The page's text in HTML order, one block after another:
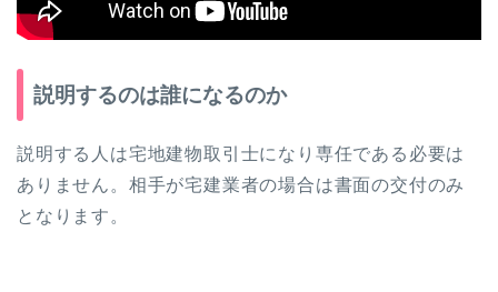
説明するのは誰になるのか
説明する人は宅地建物取引士になり専任である必要は
ありません。相手が宅建業者の場合は書面の交付のみ
となります。